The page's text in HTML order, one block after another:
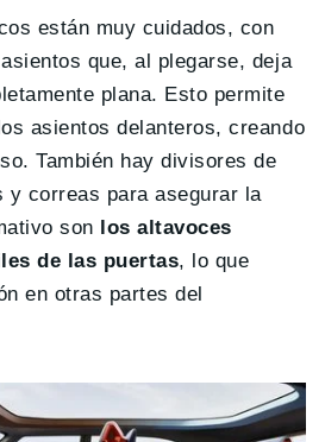
están muy cuidados, con
que, al plegarse, deja
plana. Esto permite
asientos delanteros, creando
También hay divisores de
y correas para asegurar la
son
los altavoces
de las puertas, lo que
en otras partes del